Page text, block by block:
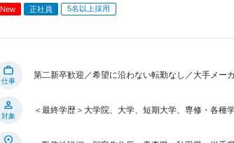
New 正社員 5名以上採用
仕事
第二新卒歓迎／希望に沿わない転勤なし／大手メー
対象
＜最終学歴＞大学院、大学、短期大学、専修・各種